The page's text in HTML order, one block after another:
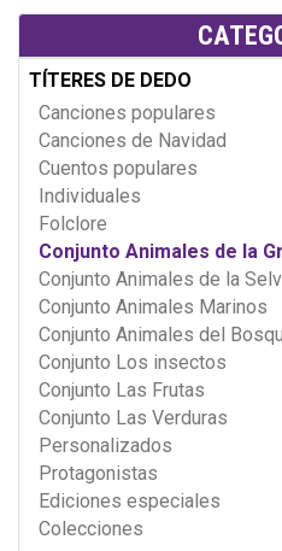
TÍTERES DE DEDO
Canciones populares
Canciones de Navidad
Cuentos populares
Individuales
Folclore
Conjunto Animales de la
Conjunto Animales de la
Conjunto Animales Marinos
Conjunto Animales del
Conjunto Los insectos
Conjunto Las Frutas
Conjunto Las Verduras
Personalizados
Protagonistas
Ediciones especiales
Colecciones